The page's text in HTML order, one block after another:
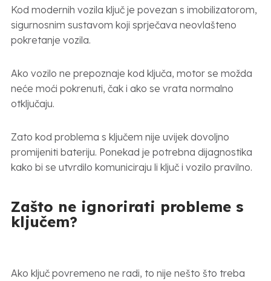
Kod modernih vozila ključ je povezan s imobilizatorom,
sigurnosnim sustavom koji sprječava neovlašteno
pokretanje vozila.
Ako vozilo ne prepoznaje kod ključa, motor se možda
neće moći pokrenuti, čak i ako se vrata normalno
otključaju.
Zato kod problema s ključem nije uvijek dovoljno
promijeniti bateriju. Ponekad je potrebna dijagnostika
kako bi se utvrdilo komuniciraju li ključ i vozilo pravilno.
Zašto ne ignorirati probleme s
ključem?
Ako ključ povremeno ne radi, to nije nešto što treba